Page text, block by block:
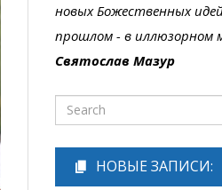
новых Божественных
прошлом - в иллюзорном
Святослав Мазур
НОВЫЕ ЗАПИСИ: